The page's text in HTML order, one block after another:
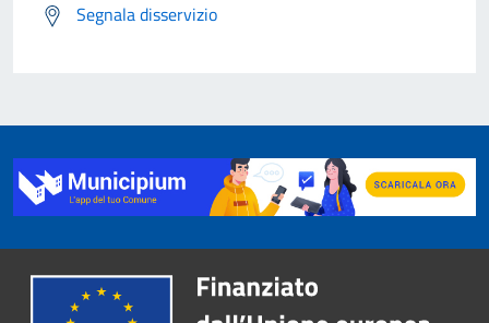
Segnala disservizio